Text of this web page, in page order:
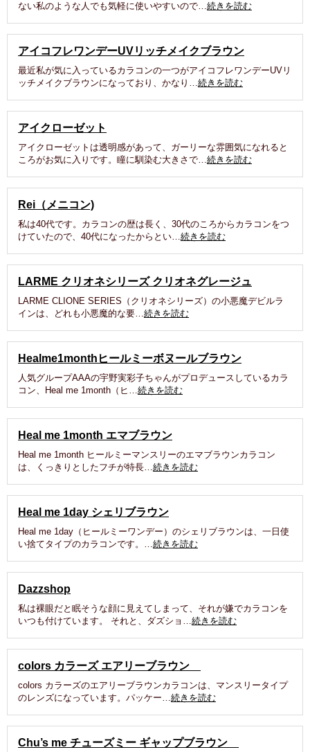
ない私のような人でも気軽に使いやすいので…続きを読む
アイコフレワンデーUVリッチメイクブラウン
最近私が気に入っているカラコンの一つがアイコフレワンデーUVリ
ッチメイクブラウンになっており、かなり…続きを読む
アイクローゼット
アイクローゼットは透明感があって、ガーリーな雰囲気になれると
ころがお気に入りです。瞳に馴染む大きさで…続きを読む
Rei（メニコン)
私は40代です。カラコンの歴は長く、30代のころからカラコンをつ
けていたので、40代になったからとい…続きを読む
LARME クリオネシリーズ クリオネグレージュ
LARME CLIONE SERIES（クリオネシリーズ）の小悪魔デビルラ
インは、どれも小悪魔的な要…続きを読む
Healme1monthヒールミーボヌールブラウン
人気グループAAAの宇野実彩子ちゃんがプロデュースしているカラ
コン、Heal me 1month（ヒ…続きを読む
Heal me 1month エマブラウン
Heal me 1month ヒールミーマンスリーのエマブラウンカラコン
は、くっきりとしたフチが特長…続きを読む
Heal me 1day シェリブラウン
Heal me 1day（ヒールミーワンデー）のシェリブラウンは、一日使
い捨てタイプのカラコンです。…続きを読む
Dazzshop
私は裸眼だと眠そうな顔に見えてしまって、それが嫌でカラコンを
いつも付けています。 それと、ダズショ…続きを読む
colors カラーズ エアリーブラウン
colors カラーズのエアリーブラウンカラコンは、マンスリータイプ
のレンズになっています。パッケー…続きを読む
Chu’s me チューズミー ギャップブラウン